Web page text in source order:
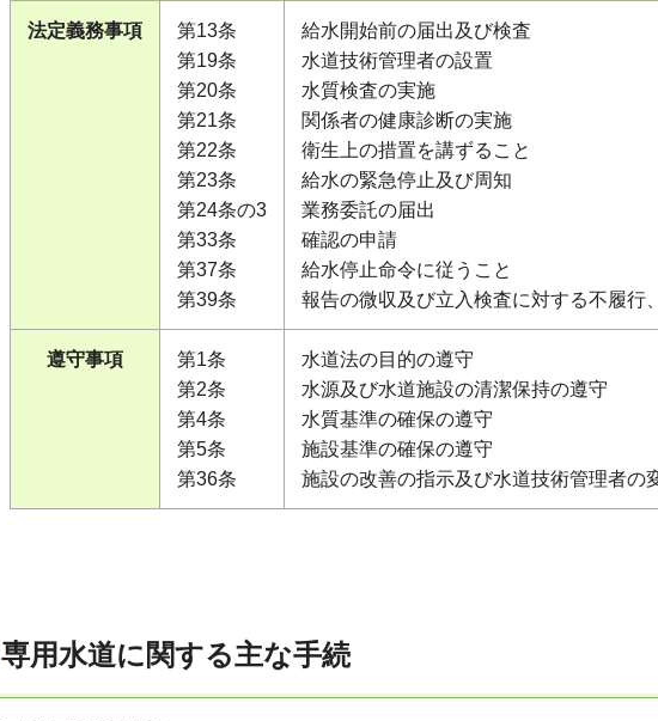
法定義務事項
第13条
第19条
第20条
第21条
第22条
第23条
第24条の3
第33条
第37条
第39条
給水開始前の届出及び検査
水道技術管理者の設置
水質検査の実施
関係者の健康診断の実施
衛生上の措置を講ずること
給水の緊急停止及び周知
業務委託の届出
確認の申請
給水停止命令に従うこと
報告の微収及び立入検査に対する不履行
遵守事項
第1条
第2条
第4条
第5条
第36条
水道法の目的の遵守
水源及び水道施設の清潔保持の遵守
水質基準の確保の遵守
施設基準の確保の遵守
施設の改善の指示及び水道技術管理者の
専用水道に関する主な手続